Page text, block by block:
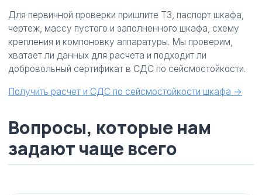
Для первичной проверки пришлите ТЗ, паспорт шкафа,
чертеж, массу пустого и заполненного шкафа, схему
крепления и компоновку аппаратуры. Мы проверим,
хватает ли данных для расчета и подходит ли
добровольный сертификат в СДС по сейсмостойкости.
Получить расчет и СДС по сейсмостойкости шкафа →
Вопросы, которые нам
задают чаще всего